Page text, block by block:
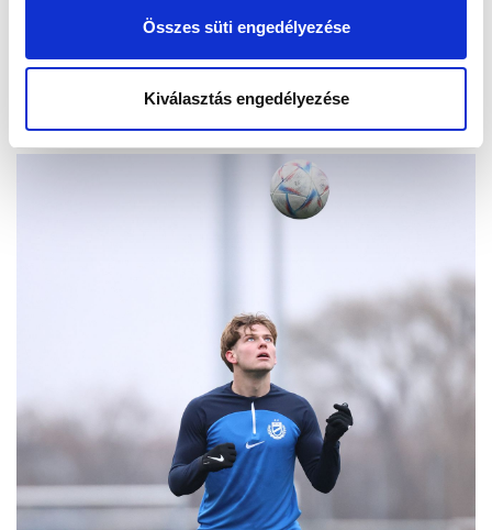
Összes süti engedélyezése
Kiválasztás engedélyezése